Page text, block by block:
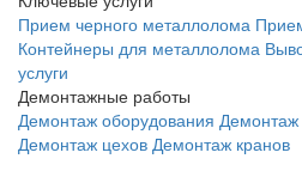
Прием черного металлолома
Контейнеры для металлолома
услуги
Демонтажные работы
Демонтаж оборудования Демонтаж
Демонтаж цехов Демонтаж кранов